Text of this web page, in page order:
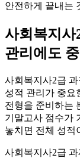
안전하게 끝내는
사회복지사
관리에도
사회복지사2급
성적 관리가 중요
전형을 준비하는
기말고사 점수가
놓치면 전체 성적
사회복지사2급